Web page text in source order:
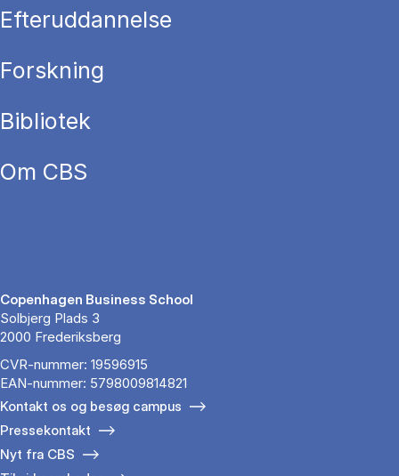
Efteruddannelse
Forskning
Bibliotek
Om CBS
Copenhagen Business School
Solbjerg Plads 3
2000 Frederiksberg
CVR-nummer: 19596915
EAN-nummer: 5798009814821
Kontakt os og besøg campus
Pressekontakt
Nyt fra CBS